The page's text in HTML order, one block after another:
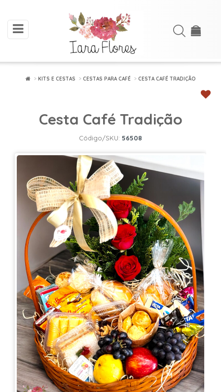
toggle
navigation
Acessar
ARRANJOS
FLORES
PLANTADAS
CESTAS
MIMOS
OCASIÕES
PARA
ELAS
PARA
ELES
KITS E CESTAS CESTAS PARA CAFÉ CESTA CAFÉ TRADIÇÃO
Cesta Café Tradição
Código/SKU: 56508